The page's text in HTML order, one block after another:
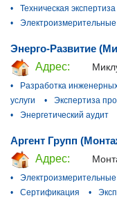
•
Техническая
•
Электроизмерительные
Энерго-Развитие
Адрес:
•
Разработка
услуги
•
Экспертиза
•
Энергетический аудит
Аргент Групп
Адрес:
•
Электроизмерительные
•
Сертификация •